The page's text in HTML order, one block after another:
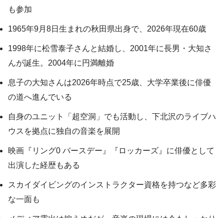
も参加
1965年9月8日生まれの秋田県出身で、2026年現在60歳
1998年に松雪泰子さんと結婚し、2001年に長男・大知さ
んが誕生。2004年に円満離婚
息子の大知さんは2026年時点で25歳、大学卒業後に俳優
の道へ進んでいる
自身のユニット「超空洞」でも活動し、下北沢のライブハ
ウスを拠点に独自の音楽を展開
映画『リング0 バースデー』『ロッカーズ』に俳優として
出演した経歴もある
スカイダイビングのインストラクター資格を持つなど多彩
な一面も